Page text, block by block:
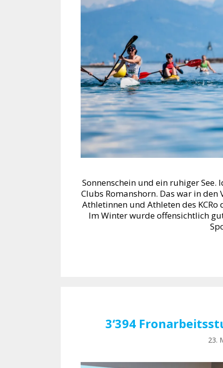
Sonnenschein und ein ruhiger
Clubs Romanshorn. Das war in
Athletinnen und Athleten des
Im Winter wurde offensichtlich
3‘394
23.